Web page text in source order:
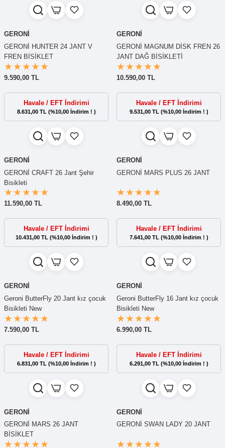
GERONİ
GERONİ HUNTER 24 JANT V
FREN BİSİKLET
9.590,00 TL
Havale / EFT İndirimi
8.631,00 TL (%10,00 İndirim ! )
GERONİ
GERONİ MAGNUM DİSK FREN 26
JANT DAĞ BİSİKLETİ
10.590,00 TL
Havale / EFT İndirimi
9.531,00 TL (%10,00 İndirim ! )
GERONİ
GERONİ CRAFT 26 Jant Şehir
Bisikleti
11.590,00 TL
Havale / EFT İndirimi
10.431,00 TL (%10,00 İndirim ! )
GERONİ
GERONİ MARS PLUS 26 JANT
8.490,00 TL
Havale / EFT İndirimi
7.641,00 TL (%10,00 İndirim ! )
GERONİ
Geroni ButterFly 20 Jant kız çocuk
Bisikleti New
7.590,00 TL
Havale / EFT İndirimi
6.831,00 TL (%10,00 İndirim ! )
GERONİ
Geroni ButterFly 16 Jant kız çocuk
Bisikleti New
6.990,00 TL
Havale / EFT İndirimi
6.291,00 TL (%10,00 İndirim ! )
GERONİ
GERONİ MARS 26 JANT
BİSİKLET
GERONİ
GERONİ SWAN LADY 20 JANT